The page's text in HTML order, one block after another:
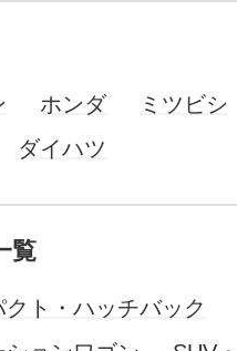
ホンダ
ミツビシ
ダイハツ
覧
クト・ハッチバック